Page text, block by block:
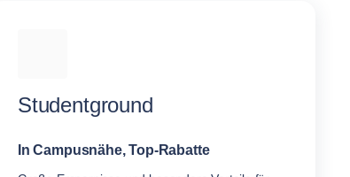
Studentground
In Campusnähe, Top-Rabatte